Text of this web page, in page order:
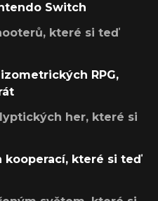
Switch
které si teď
RPG,
her, které si
kooperací, které si teď